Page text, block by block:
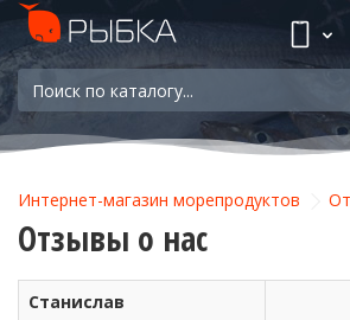
Интернет-магазин морепродуктов
Отзывы о нас
Станислав